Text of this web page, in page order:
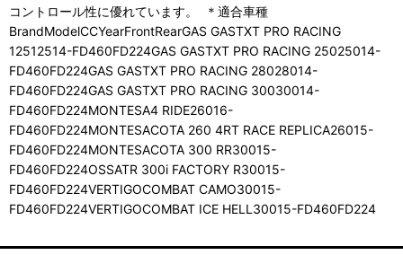
コントロール性に優れています。 ＊適合車種
BrandModelCCYearFrontRearGAS GASTXT PRO RACING
12512514-FD460FD224GAS GASTXT PRO RACING 25025014-
FD460FD224GAS GASTXT PRO RACING 28028014-
FD460FD224GAS GASTXT PRO RACING 30030014-
FD460FD224MONTESA4 RIDE26016-
FD460FD224MONTESACOTA 260 4RT RACE REPLICA26015-
FD460FD224MONTESACOTA 300 RR30015-
FD460FD224OSSATR 300i FACTORY R30015-
FD460FD224VERTIGOCOMBAT CAMO30015-
FD460FD224VERTIGOCOMBAT ICE HELL30015-FD460FD224